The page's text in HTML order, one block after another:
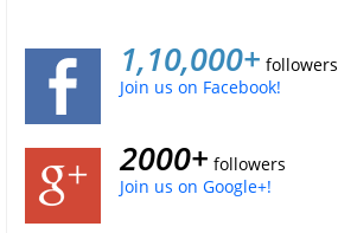
1,10,000+ followers
Join us on Facebook!
2000+ followers
Join us on Google+!